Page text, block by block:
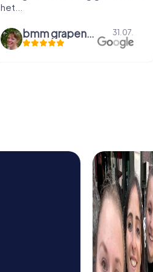
het...
bmm grapendaal 31.07.